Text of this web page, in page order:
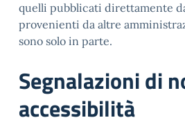
quelli pubblicati direttamente
provenienti da altre
sono solo in parte.
Segnalazioni di
accessibilità